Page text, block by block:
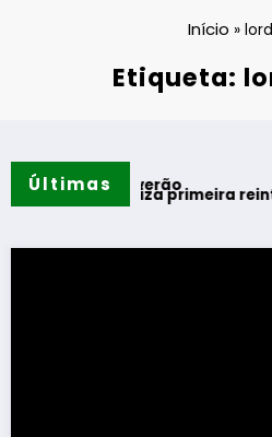
Início »
Etiqueta:
Últimas
do verão
realiza primeira